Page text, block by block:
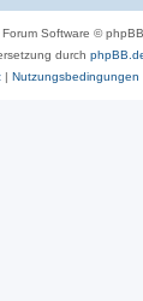
Software ©
durch
| Nutzungsbedingungen